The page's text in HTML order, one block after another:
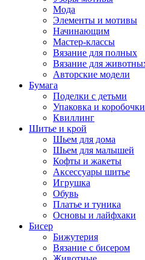
Мода
Элементы и мотивы
Начинающим
Мастер-классы
Вязание для полных
Вязание для
Авторские модели
Бумага
Поделки с детьми
Упаковка и коробочки
Квиллинг
Шитье и крой
Шьем для дома
Шьем для малышей
Кофты и жакеты
Аксессуары шитье
Игрушка
Обувь
Платье и туника
Основы и лайфхаки
Бисер
Бижутерия
Вязание с бисером